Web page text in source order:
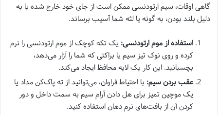
گاهی اوقات، سیم ارتودنسی ممکن است از جای خود خارج شده یا به
دلیل بلند بودن، به گونه یا لثه شما آسیب برساند.
استفاده از موم ارتودنسی: یک تکه کوچک از موم ارتودنسی را نرم
کرده و روی نوک تیز سیم یا براکتی که شما را آزار می‌دهد،
بچسبانید. این کار یک لایه محافظ ایجاد می‌کند.
عقب بردن سیم: با احتیاط فراوان، می‌توانید از ته پاک‌کن مداد یا
یک موچین تمیز برای هل دادن آرام سیم به سمت داخل و دور
کردن آن از بافت‌های نرم دهان استفاده کنید.